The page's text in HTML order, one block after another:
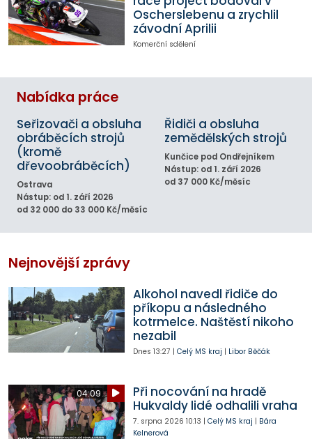
Oscherslebenu a zrychlil
závodní Aprilii
Komerční sdělení
Nabídka práce
Seřizovači a obsluha
obráběcích strojů
(kromě
dřevoobráběcích)
Ostrava
Nástup: od 1. září 2026
od 32 000 do 33 000 Kč/měsíc
Řidiči a obsluha
zemědělských strojů
Kunčice pod Ondřejníkem
Nástup: od 1. září 2026
od 37 000 Kč/měsíc
Nejnovější zprávy
Alkohol navedl řidiče do
příkopu a následného
kotrmelce. Naštěstí nikoho
nezabil
Dnes 13:27 | Celý MS kraj | Libor Běčák
04:09
Při nocování na hradě
Hukvaldy lidé odhalili vraha
7. srpna 2026 10:13 | Celý MS kraj | Bára
Kelnerová